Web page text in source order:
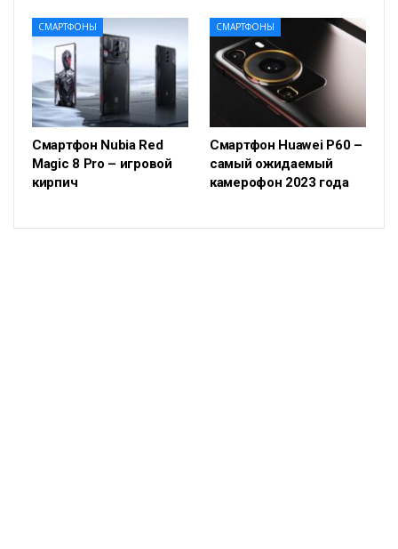
СМАРТФОНЫ
Смартфон Nubia Red
Magic 8 Pro – игровой
кирпич
СМАРТФОНЫ
Смартфон Huawei P60 –
самый ожидаемый
камерофон 2023 года